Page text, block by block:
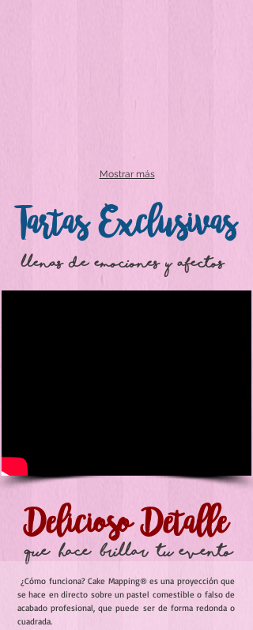
Mostrar más
Tartas Exclusivas
llenas de emociones y afectos
Delicioso Detalle
que hace brillar tu evento
¿Cómo funciona? Cake Mapping® es una proyección que
se hace en directo sobre un pastel comestible o falso de
acabado profesional, que puede ser de forma redonda o
cuadrada.